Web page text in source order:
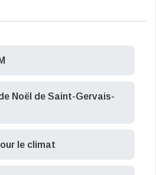
Noël de Saint-Gervais-
le climat